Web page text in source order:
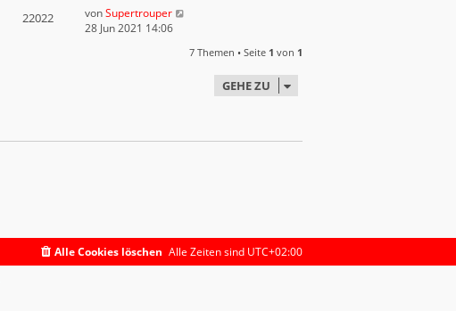
22022 vonSupertrouper
28 Jun 2021 14:06
7 Themen • Seite 1 von 1
GEHE ZU
Alle Zeiten sind UTC+02:00
Alle Cookies löschen